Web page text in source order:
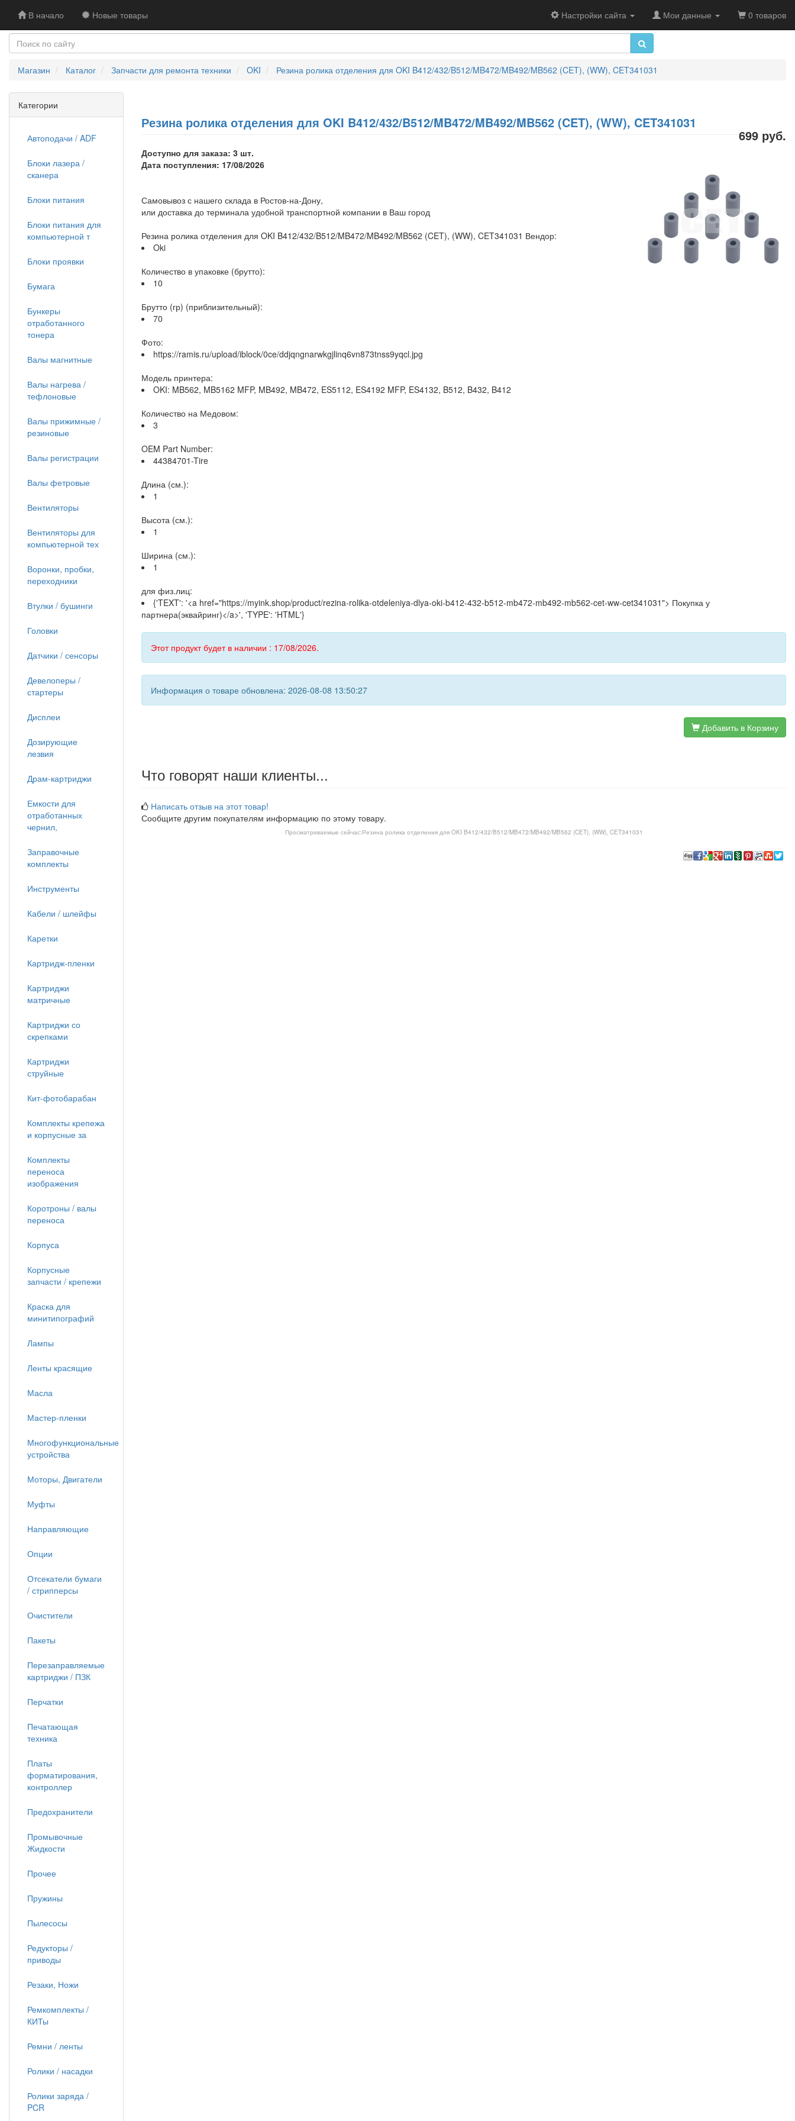
В начало Новые товары Настройки сайта Мои данные 0 товаров
Магазин Каталог Запчасти для ремонта техники OKI Резина ролика отделения для OKI B412/432/B512/MB472/MB492/MB562 (CET), (WW), CET341031
Резина ролика отделения для OKI B412/432/B512/MB472/MB492/MB562 (CET), (WW), CET341031
699 руб.
Доступно для заказа: 3 шт.
Дата поступления: 17/08/2026
Самовывоз с нашего склада в Ростов-на-Дону,
или доставка до терминала удобной транспортной компании в Ваш город
Резина ролика отделения для OKI B412/432/B512/MB472/MB492/MB562 (CET), (WW), CET341031 Вендор:
Oki
Количество в упаковке (брутто):
10
Брутто (гр) (приблизительный):
70
Фото:
https://ramis.ru/upload/iblock/0ce/ddjqngnarwkgjlinq6vn873tnss9yqcl.jpg
Модель принтера:
OKI: MB562, MB5162 MFP, MB492, MB472, ES5112, ES4192 MFP, ES4132, B512, B432, B412
Количество на Медовом:
3
OEM Part Number:
44384701-Tire
Длина (см.):
1
Высота (см.):
1
Ширина (см.):
1
для физ.лиц:
{'TEXT': '<a href="https://myink.shop/product/rezina-rolika-otdeleniya-dlya-oki-b412-432-b512-mb472-mb492-mb562-cet-ww-cet341031"> Покупка у
партнера(эквайринг)</a>', 'TYPE': 'HTML'}
Этот продукт будет в наличии : 17/08/2026.
Информация о товаре обновлена: 2026-08-08 13:50:27
Добавить в Корзину
Что говорят наши клиенты...
Написать отзыв на этот товар!
Сообщите другим покупателям информацию по этому товару.
Просматриваемые сейчас:Резина ролика отделения для OKI B412/432/B512/MB472/MB492/MB562 (CET), (WW), CET341031
Категории
Автоподачи / ADF
Блоки лазера /
сканера
Блоки питания
Блоки питания для
компьютерной т
Блоки проявки
Бумага
Бункеры
отработанного
тонера
Валы магнитные
Валы нагрева /
тефлоновые
Валы прижимные /
резиновые
Валы регистрации
Валы фетровые
Вентиляторы
Вентиляторы для
компьютерной тех
Воронки, пробки,
переходники
Втулки / бушинги
Головки
Датчики / сенсоры
Девелоперы /
стартеры
Дисплеи
Дозирующие
лезвия
Драм-картриджи
Емкости для
отработанных
чернил,
Заправочные
комплекты
Инструменты
Кабели / шлейфы
Каретки
Картридж-пленки
Картриджи
матричные
Картриджи со
скрепками
Картриджи
струйные
Кит-фотобарабан
Комплекты крепежа
и корпусные за
Комплекты
переноса
изображения
Коротроны / валы
переноса
Корпуса
Корпусные
запчасти / крепежи
Краска для
минитипографий
Лампы
Ленты красящие
Масла
Мастер-пленки
Многофункциональные
устройства
Моторы, Двигатели
Муфты
Направляющие
Опции
Отсекатели бумаги
/ стрипперсы
Очистители
Пакеты
Перезаправляемые
картриджи / ПЗК
Перчатки
Печатающая
техника
Платы
форматирования,
контроллер
Предохранители
Промывочные
Жидкости
Прочее
Пружины
Пылесосы
Редукторы /
приводы
Резаки, Ножи
Ремкомплекты /
КИТы
Ремни / ленты
Ролики / насадки
Ролики заряда /
PCR